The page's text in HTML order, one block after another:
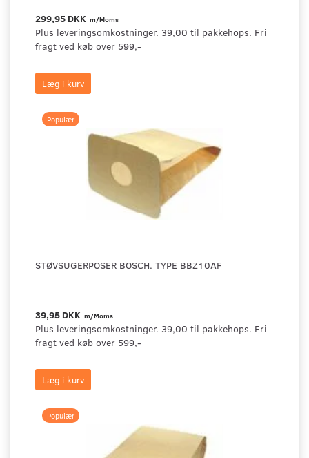
299,95 DKK m/Moms
Plus leveringsomkostninger. 39,00 til pakkehops. Fri
fragt ved køb over 599,-
Læg i kurv
Populær
STØVSUGERPOSER BOSCH. TYPE BBZ10AF
39,95 DKK m/Moms
Plus leveringsomkostninger. 39,00 til pakkehops. Fri
fragt ved køb over 599,-
Læg i kurv
Populær